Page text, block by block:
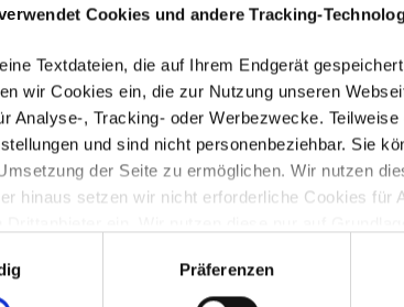
Cookies und andere Tracking-
Textdateien, die auf Ihrem Endgerät
wir Cookies ein, die zur Nutzung unseren
Analyse-, Tracking- oder Werbezwecke.
und sind nicht personenbeziehbar. Sie
der Seite zu ermöglichen. Wir nutzen
hinaus setzen wir nicht erforderliche Cookies
Sie der untenstehenden Tabelle entnehmen.
Präferenzen
Neues